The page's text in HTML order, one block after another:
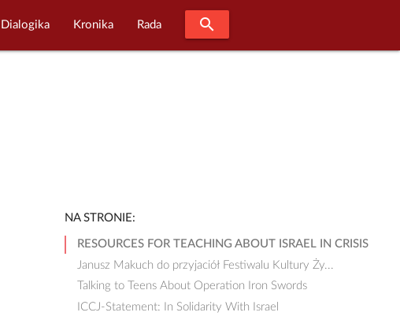
Dialogika Kronika Rada search
NA STRONIE:
RESOURCES FOR TEACHING ABOUT ISRAEL IN CRISIS
Janusz Makuch do przyjaciół Festiwalu Kultury Ży...
Talking to Teens About Operation Iron Swords
ICCJ-Statement: In Solidarity With Israel